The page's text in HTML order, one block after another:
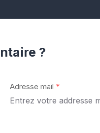
?
Adresse mail *